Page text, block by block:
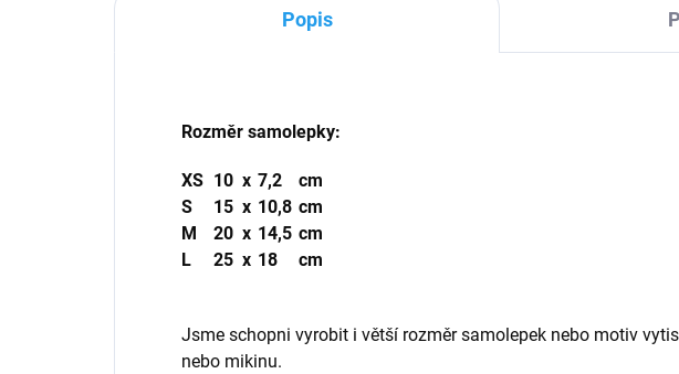
Popis
Rozměr samolepky:
XS 10 x 7,2
cm
S
15 x 10,8 cm
M
20 x 14,5 cm
L
25 x 18 cm
Jsme schopni vyrobit i větší rozměr samolepek nebo motiv
nebo mikinu.